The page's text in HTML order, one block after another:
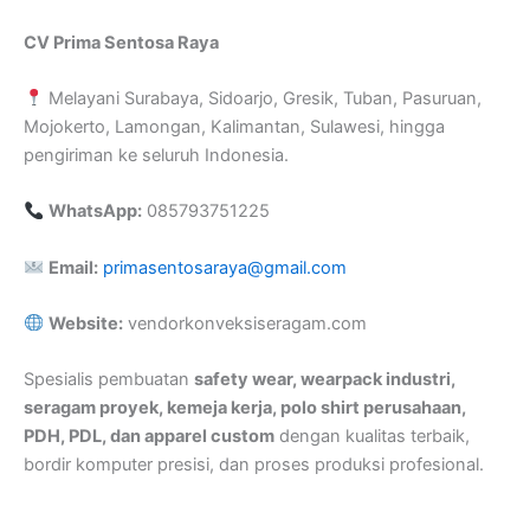
CV Prima Sentosa Raya
Melayani Surabaya, Sidoarjo, Gresik, Tuban, Pasuruan,
Mojokerto, Lamongan, Kalimantan, Sulawesi, hingga
pengiriman ke seluruh Indonesia.
WhatsApp:085793751225
Email: primasentosaraya@gmail.com
Website:vendorkonveksiseragam.com
Spesialis pembuatan safety wear, wearpack industri,
seragam proyek, kemeja kerja, polo shirt perusahaan,
PDH, PDL, dan apparel custom dengan kualitas terbaik,
bordir komputer presisi, dan proses produksi profesional.